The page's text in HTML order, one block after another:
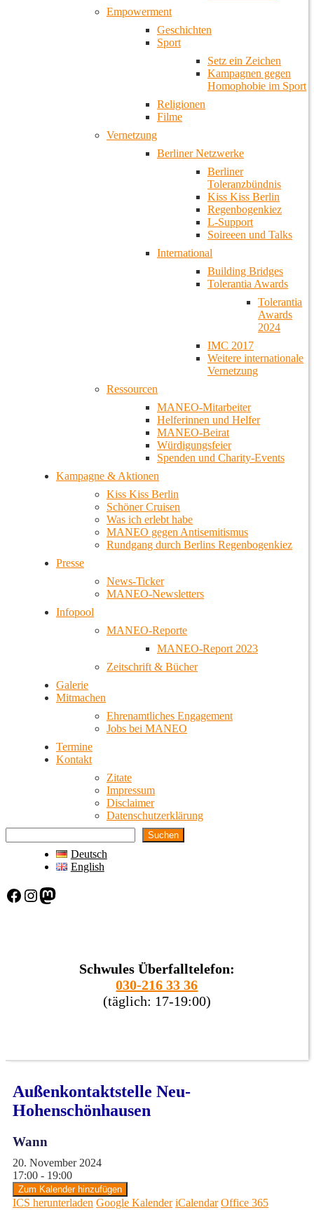
Empowerment
Geschichten
Sport
Setz ein Zeichen
Kampagnen gegen
Homophobie im Sport
Religionen
Filme
Vernetzung
Berliner Netzwerke
Berliner
Toleranzbündnis
Kiss Kiss Berlin
Regenbogenkiez
L-Support
Soireeen und Talks
International
Building Bridges
Tolerantia Awards
Tolerantia
Awards
2024
IMC 2017
Weitere internationale
Vernetzung
Ressourcen
MANEO-Mitarbeiter
Helferinnen und Helfer
MANEO-Beirat
Würdigungsfeier
Spenden und Charity-Events
Kampagne & Aktionen
Kiss Kiss Berlin
Schöner Cruisen
Was ich erlebt habe
MANEO gegen Antisemitismus
Rundgang durch Berlins Regenbogenkiez
Presse
News-Ticker
MANEO-Newsletters
Infopool
MANEO-Reporte
MANEO-Report 2023
Zeitschrift & Bücher
Galerie
Mitmachen
Ehrenamtliches Engagement
Jobs bei MANEO
Termine
Kontakt
Zitate
Impressum
Disclaimer
Datenschutzerklärung
Suchen
Deutsch
English
Facebook Instagram Mastodon
Schwules Überfalltelefon:
030-216 33 36
(täglich: 17-19:00)
Außenkontaktstelle Neu-
Hohenschönhausen
Wann
20. November 2024
17:00 - 19:00
Zum Kalender hinzufügen
ICS herunterladen Google Kalender iCalendar Office 365